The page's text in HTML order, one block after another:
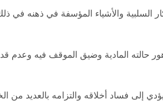
السلبية والأشياء المؤسفة في ذهنه في
حالته المادية وضيق الموقف فيه وعدم
فساد أخلاقه والتزامه بالعديد من